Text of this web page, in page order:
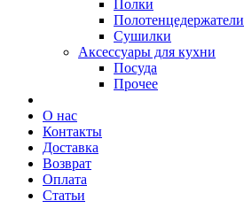
Полки
Полотенцедержатели
Сушилки
Аксессуары для кухни
Посуда
Прочее
О нас
Контакты
Доставка
Возврат
Оплата
Статьи